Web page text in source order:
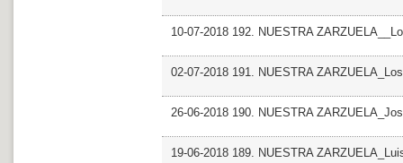
10-07-2018 192. NUESTRA
02-07-2018 191. NUESTRA
26-06-2018 190. NUESTRA
19-06-2018 189. NUESTRA